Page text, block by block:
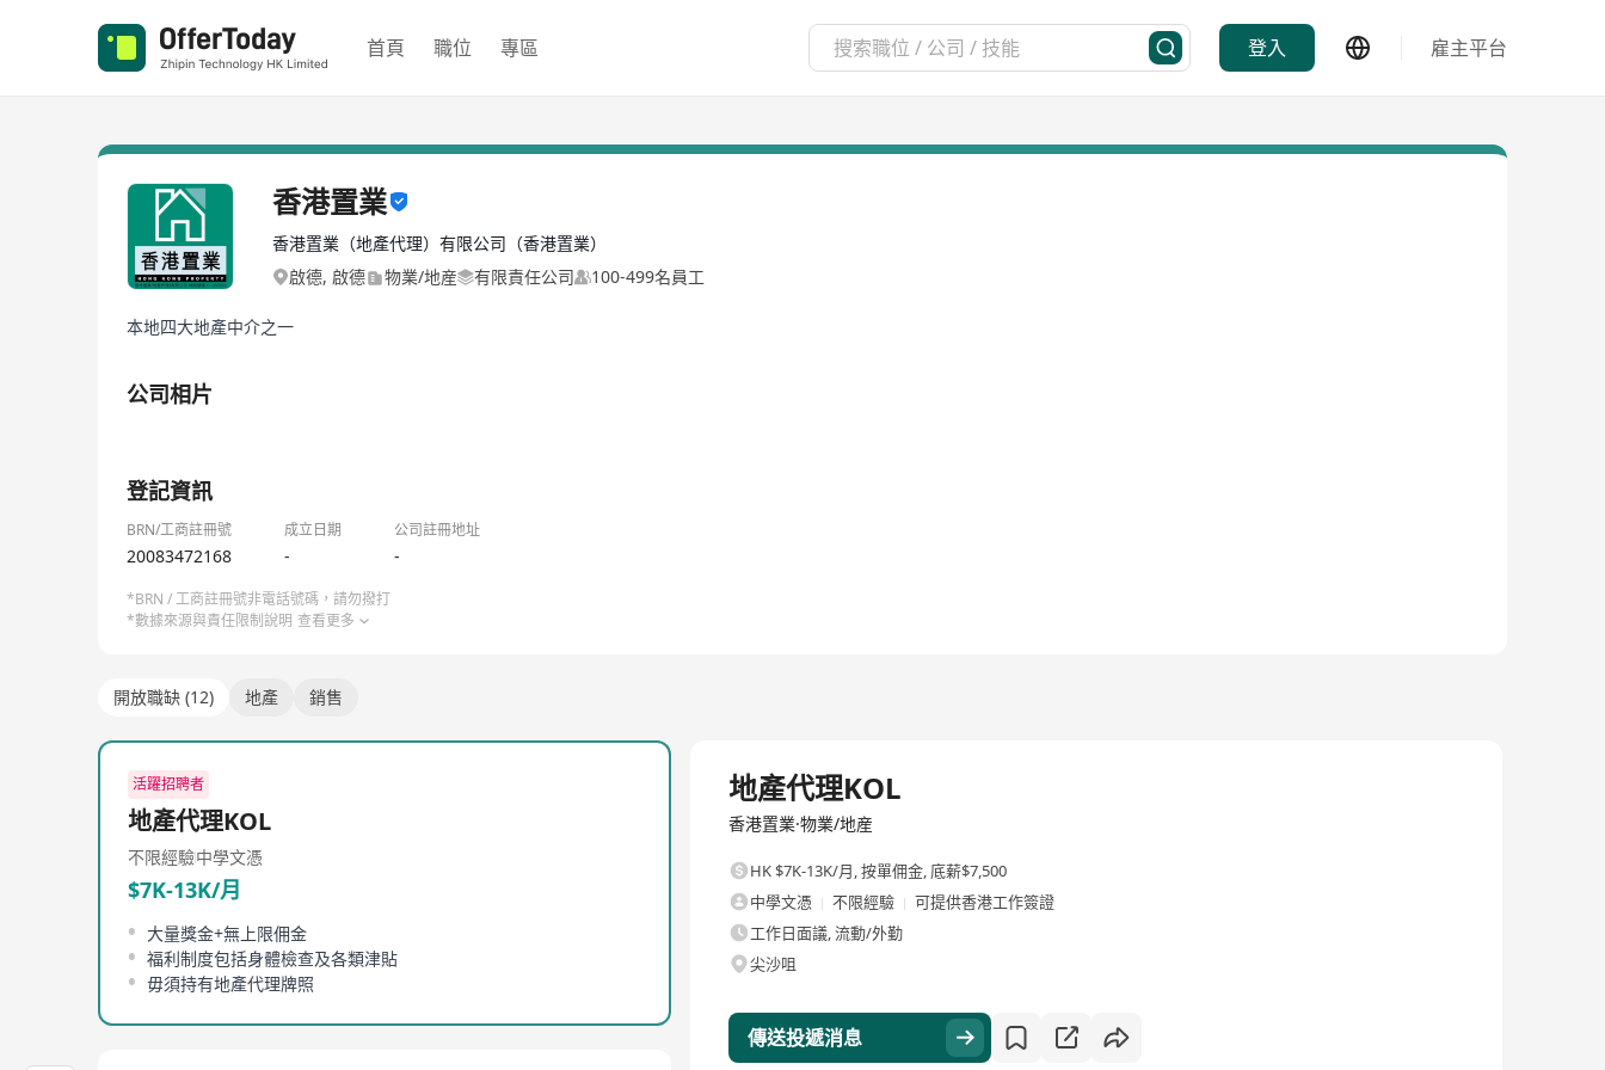
首頁 職位 專區 登入 雇主平台
香港置業
香港置業（地產代理）有限公司（香港置業）
啟德, 啟德
物業/地産 有限責任公司 100-499名員工
本地四大地產中介之一
公司相片
登記資訊
BRN/工商註冊號 成立日期 公司註冊地址
20083472168 - -
*BRN / 工商註冊號非電話號碼，請勿撥打
*數據來源與責任限制說明 查看更多
開放職缺 (12) 地產 銷售
活躍招聘者
地產代理KOL
不限經驗中學文憑
$7K-13K/月
大量獎金+無上限佣金
福利制度包括身體檢查及各類津貼
毋須持有地產代理牌照
地產代理KOL
香港置業·物業/地産
HK $7K-13K/月,按單佣金, 底薪$7,500
中學文憑
不限經驗
可提供香港工作簽證
工作日面議, 流動/外勤
尖沙咀
傳送投遞消息